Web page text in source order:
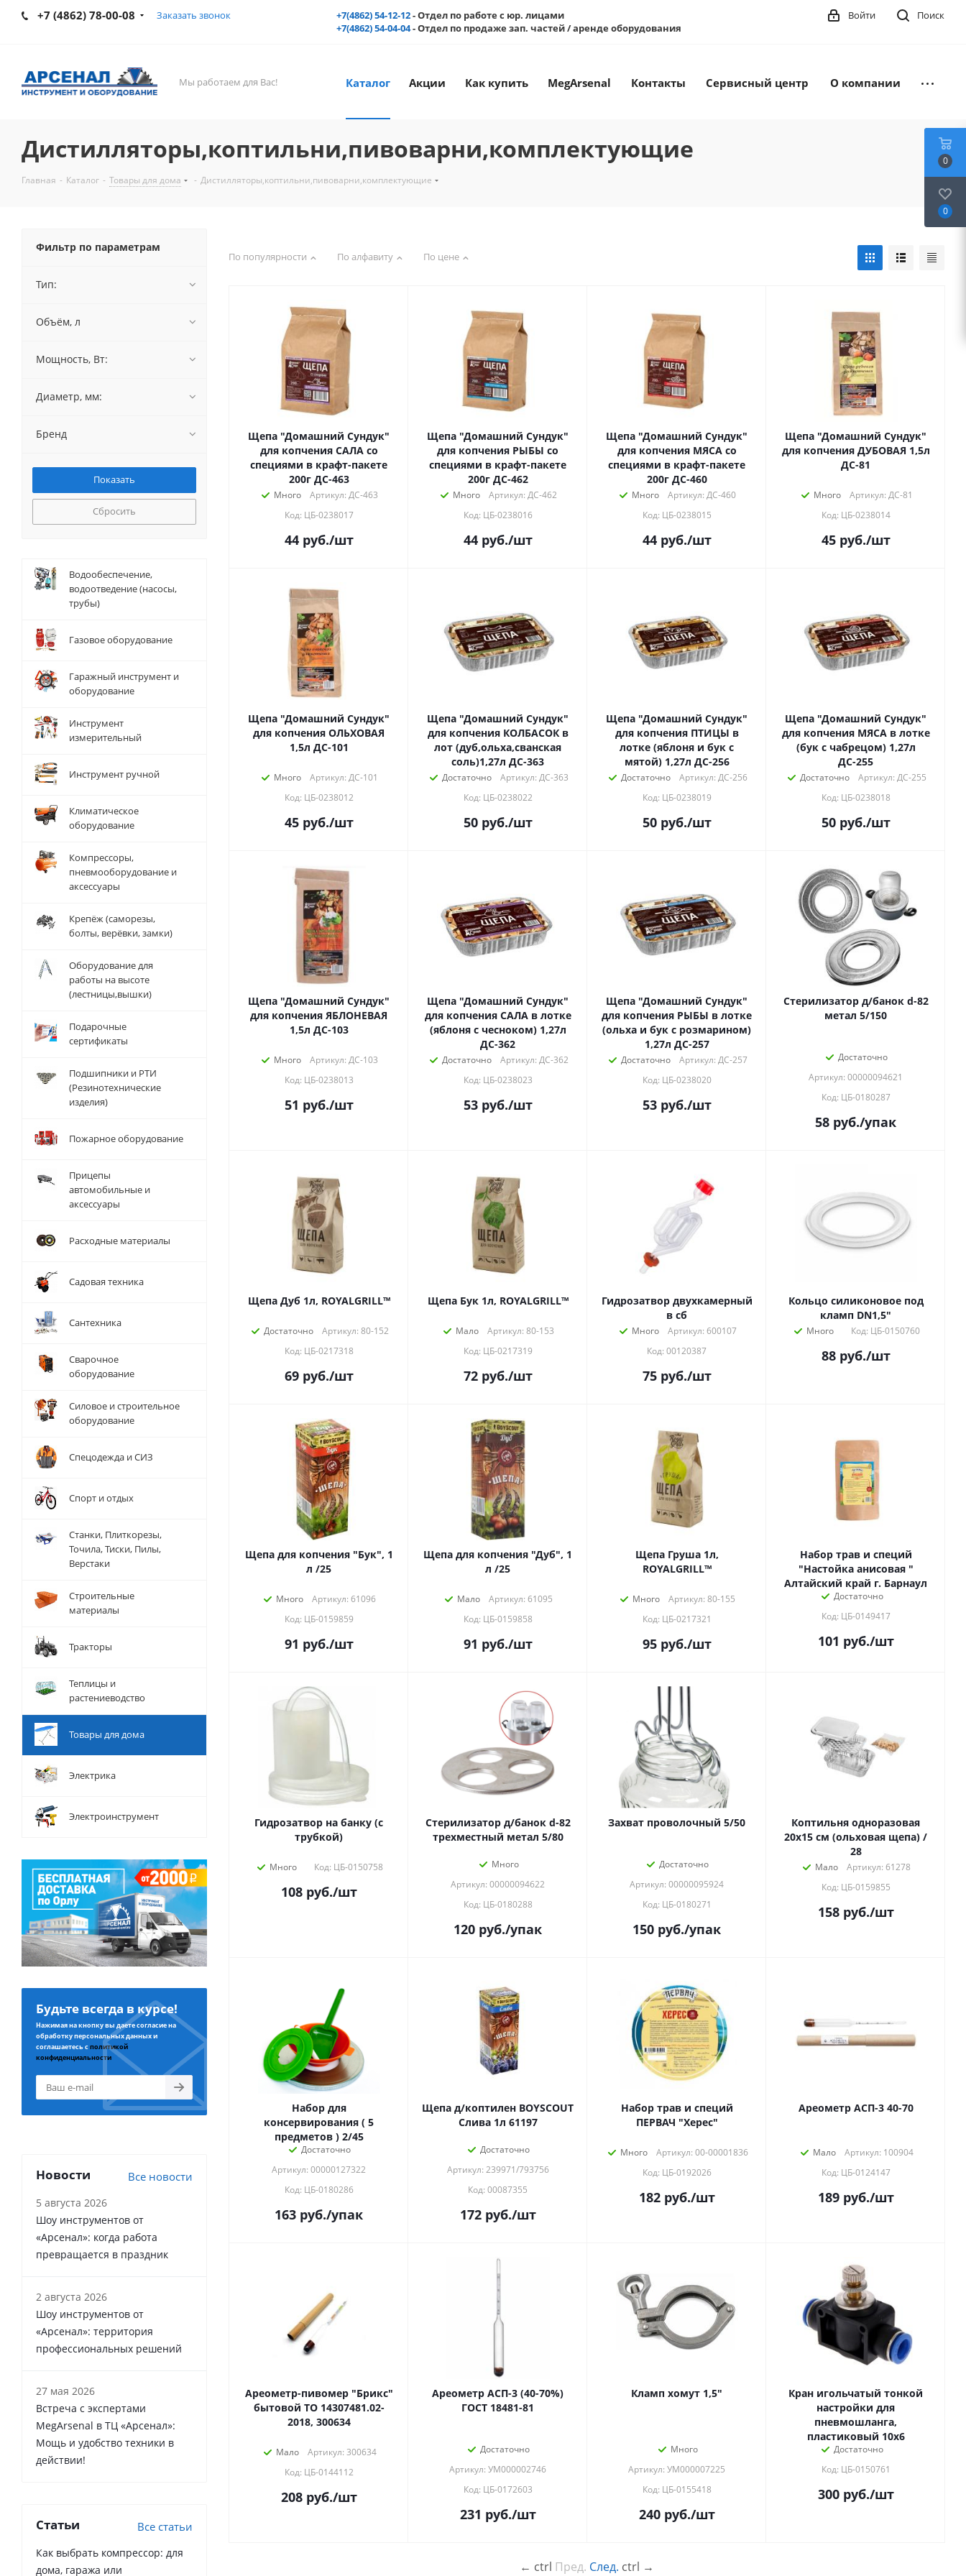
+7 (4862) 78-00-08 Заказать звонок +7(4862) 54-12-12- Отдел по работе с юр. лицами
+7(4862) 54-04-04- Отдел по продаже зап. частей / аренде оборудования
Поиск
Войти
Мы работаем для Вас! Каталог Акции Как купить MegArsenal Контакты Сервисный центр О компании
Дистилляторы,коптильни,пивоварни,комплектующие
Главная - Каталог - Товары для дома - Дистилляторы,коптильни,пивоварни,комплектующие
По популярности По алфавиту По цене
Щепа "Домашний Сундук"
для копчения САЛА со
специями в крафт-пакете
200г ДС-463
Много
Артикул: ДС-463
Код: ЦБ-0238017
44руб./шт
Щепа "Домашний Сундук"
для копчения РЫБЫ со
специями в крафт-пакете
200г ДС-462
Много
Артикул: ДС-462
Код: ЦБ-0238016
44руб./шт
Щепа "Домашний Сундук"
для копчения МЯСА со
специями в крафт-пакете
200г ДС-460
Много
Артикул: ДС-460
Код: ЦБ-0238015
44руб./шт
Щепа "Домашний Сундук"
для копчения ДУБОВАЯ 1,5л
ДС-81
Много
Артикул: ДС-81
Код: ЦБ-0238014
45руб./шт
Щепа "Домашний Сундук"
для копчения ОЛЬХОВАЯ
1,5л ДС-101
Много
Артикул: ДС-101
Код: ЦБ-0238012
45руб./шт
Щепа "Домашний Сундук"
для копчения КОЛБАСОК в
лот (дуб,ольха,сванская
соль)1,27л ДС-363
Достаточно
Артикул: ДС-363
Код: ЦБ-0238022
50руб./шт
Щепа "Домашний Сундук"
для копчения ПТИЦЫ в
лотке (яблоня и бук с
мятой) 1,27л ДС-256
Достаточно
Артикул: ДС-256
Код: ЦБ-0238019
50руб./шт
Щепа "Домашний Сундук"
для копчения МЯСА в лотке
(бук с чабрецом) 1,27л
ДС-255
Достаточно
Артикул: ДС-255
Код: ЦБ-0238018
50руб./шт
Щепа "Домашний Сундук"
для копчения ЯБЛОНЕВАЯ
1,5л ДС-103
Много
Артикул: ДС-103
Код: ЦБ-0238013
51 руб./шт
Щепа "Домашний Сундук"
для копчения САЛА в лотке
(яблоня с чесноком) 1,27л
ДС-362
Достаточно
Артикул: ДС-362
Код: ЦБ-0238023
53руб./шт
Щепа "Домашний Сундук"
для копчения РЫБЫ в лотке
(ольха и бук с розмарином)
1,27л ДС-257
Достаточно
Артикул: ДС-257
Код: ЦБ-0238020
53руб./шт
Стерилизатор д/банок d-82
метал 5/150
Достаточно
Артикул: 00000094621
Код: ЦБ-0180287
58 руб./упак
Щепа Дуб 1л, ROYALGRILL™
Достаточно
Артикул: 80-152
Код: ЦБ-0217318
69руб./шт
Щепа Бук 1л, ROYALGRILL™
Мало
Артикул: 80-153
Код: ЦБ-0217319
72руб./шт
Гидрозатвор двухкамерный
в сб
Много
Артикул: 600107
Код: 00120387
75руб./шт
Кольцо силиконовое под
кламп DN1,5"
Много Код: ЦБ-0150760
88руб./шт
Щепа для копчения "Бук", 1
л /25
Много
Артикул: 61096
Код: ЦБ-0159859
91 руб./шт
Щепа для копчения "Дуб", 1
л /25
Мало
Артикул: 61095
Код: ЦБ-0159858
91 руб./шт
Щепа Груша 1л,
ROYALGRILL™
Много
Артикул: 80-155
Код: ЦБ-0217321
95руб./шт
Набор трав и специй
"Настойка анисовая "
Алтайский край г. Барнаул
Достаточно
Код: ЦБ-0149417
101 руб./шт
Гидрозатвор на банку (с
трубкой)
Много Код: ЦБ-0150758
108руб./шт
Стерилизатор д/банок d-82
трехместный метал 5/80
Много
Артикул: 00000094622
Код: ЦБ-0180288
120 руб./упак
Захват проволочный 5/50
Достаточно
Артикул: 00000095924
Код: ЦБ-0180271
150 руб./упак
Коптильня одноразовая
20х15 см (ольховая щепа) /
28
Мало
Артикул: 61278
Код: ЦБ-0159855
158руб./шт
Набор для
консервирования ( 5
предметов ) 2/45
Достаточно
Артикул: 00000127322
Код: ЦБ-0180286
163 руб./упак
Щепа д/коптилен BOYSCOUT
Слива 1л 61197
Достаточно
Артикул: 239971/793756
Код: 00087355
172руб./шт
Набор трав и специй
ПЕРВАЧ "Херес"
Много
Артикул: 00-00001836
Код: ЦБ-0192026
182руб./шт
Ареометр АСП-3 40-70
Мало
Артикул: 100904
Код: ЦБ-0124147
189руб./шт
Ареометр-пивомер "Брикс"
бытовой ТО 14307481.02-
2018, 300634
Мало
Артикул: 300634
Код: ЦБ-0144112
208руб./шт
Ареометр АСП-3 (40-70%)
ГОСТ 18481-81
Достаточно
Артикул: УМ000002746
Код: ЦБ-0172603
231 руб./шт
Кламп хомут 1,5"
Много
Артикул: УМ000007225
Код: ЦБ-0155418
240руб./шт
Кран игольчатый тонкой
настройки для
пневмошланга,
пластиковый 10х6
Достаточно
Код: ЦБ-0150761
300руб./шт
← ctrl Пред. След. ctrl →
Фильтр по параметрам
Тип:
Объём, л
Мощность, Вт:
Диаметр, мм:
Бренд
Сбросить
Водообеспечение,
водоотведение (насосы,
трубы)
Газовое оборудование
Гаражный инструмент и
оборудование
Инструмент
измерительный
Инструмент ручной
Климатическое
оборудование
Компрессоры,
пневмооборудование и
аксессуары
Крепёж (саморезы,
болты, верёвки, замки)
Оборудование для
работы на высоте
(лестницы,вышки)
Подарочные
сертификаты
Подшипники и РТИ
(Резинотехнические
изделия)
Пожарное оборудование
Прицепы
автомобильные и
аксессуары
Расходные материалы
Садовая техника
Сантехника
Сварочное
оборудование
Силовое и строительное
оборудование
Спецодежда и СИЗ
Спорт и отдых
Станки, Плиткорезы,
Точила, Тиски, Пилы,
Верстаки
Строительные
материалы
Тракторы
Теплицы и
растениеводство
Товары для дома
Электрика
Электроинструмент
Будьте всегда в курсе!
Нажимая на кнопку вы даете согласие на
обработку персональных данных и
соглашаетесь сполитикой
конфиденциальности
Новости Все новости
5 августа 2026
Шоу инструментов от
«Арсенал»: когда работа
превращается в праздник
2 августа 2026
Шоу инструментов от
«Арсенал»: территория
профессиональных решений
27 мая 2026
Встреча с экспертами
MegArsenal в ТЦ «Арсенал»:
Мощь и удобство техники в
действии!
Статьи Все статьи
Как выбрать компрессор: для
дома, гаража или
0
0